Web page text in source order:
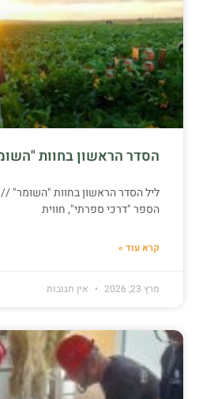
הסדר הראשון בחוות
ליל הסדר הראשון בחוות "השומר" //
הספר "דרכי ספרתי", חווית
קרא עוד »
מרץ 23, 2026 אין תגובות